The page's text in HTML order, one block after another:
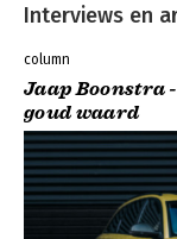
Interviews en
column
Jaap Boonstra
goud waard